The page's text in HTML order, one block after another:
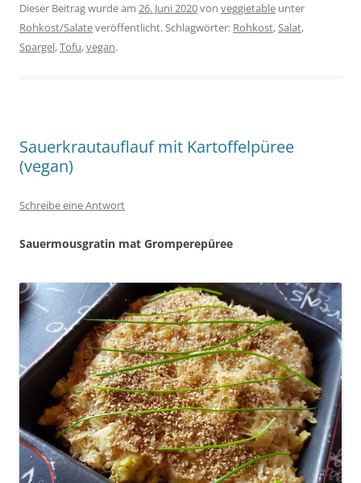
Dieser Beitrag wurde am 26. Juni 2020von veggietable unter
Rohkost/Salateveröffentlicht. Schlagwörter: Rohkost,Salat,
Spargel,Tofu,vegan.
Sauerkrautauflauf mit Kartoffelpüree
(vegan)
Schreibe eine Antwort
Sauermousgratin mat Gromperepüree